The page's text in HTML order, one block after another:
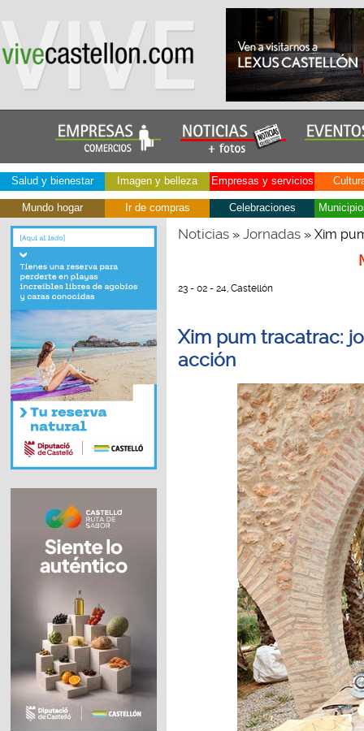
Salud y bienestar Imagen y belleza Empresas y servicios
Mundo hogar Ir de compras Celebraciones
Noticias» Jornadas» Xim
23 - 02 - 24, Castellón
Xim pum tracatrac:
acción